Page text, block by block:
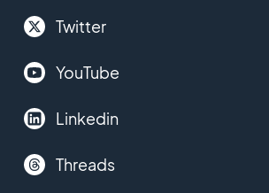
Twitter
YouTube
Linkedin
Threads